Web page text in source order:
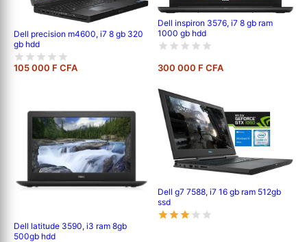
Dell precision m4600, i7 8 gb 320
gb hdd
105 000 F CFA
Dell inspiron 3576, i7 8 gb ram
1000 gb hdd
300 000 F CFA
Dell latitude 3590, i3 ram 8gb
500gb hdd
Dell g7 7588, i7 16 gb ram 512gb
ssd